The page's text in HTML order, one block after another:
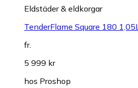
Eldstäder & eldkorgar
TenderFlame Square 180
fr.
5 999 kr
hos Proshop